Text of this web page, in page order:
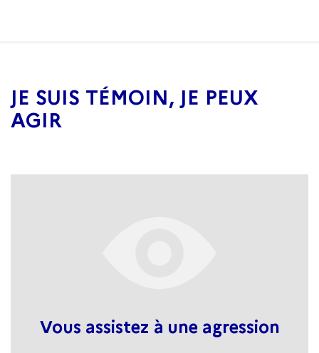
JE SUIS TÉMOIN, JE PEUX
AGIR
Vous assistez à une agression